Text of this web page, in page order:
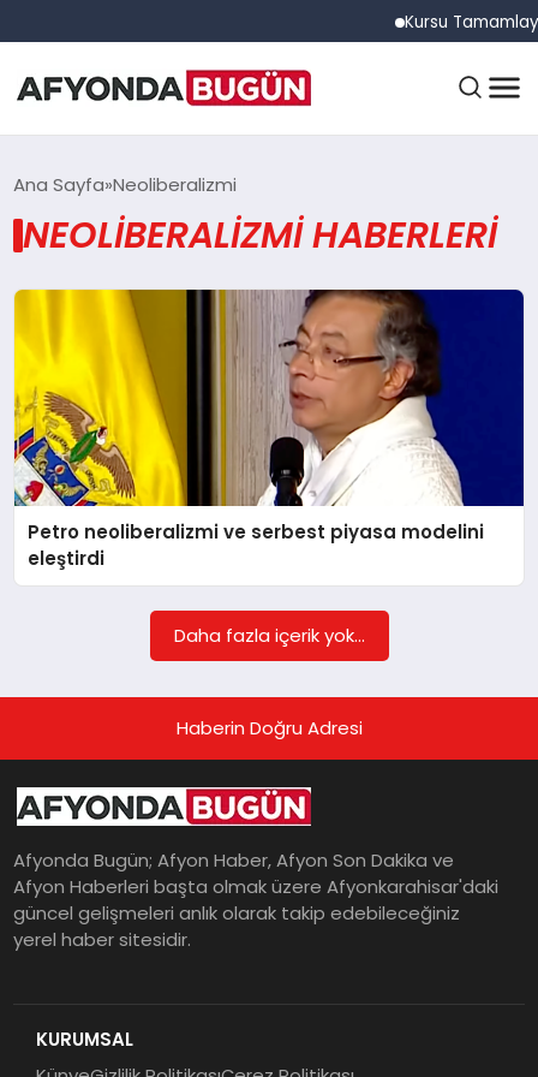
Kursu
ANASAYFA
EĞITIM
DÜNYA
EKONOMI
SIYASET
SPOR
Ana Sayfa Neoliberalizmi
NEOLIBERALIZMI HABERLERI
Petro neoliberalizmi ve serbest piyasa modelini
eleştirdi
Daha fazla içerik yok...
Haberin Doğru Adresi
Afyonda Bugün; Afyon Haber, Afyon Son Dakika ve
Afyon Haberleri başta olmak üzere Afyonkarahisar'daki
güncel gelişmeleri anlık olarak takip edebileceğiniz
yerel haber sitesidir.
KURUMSAL